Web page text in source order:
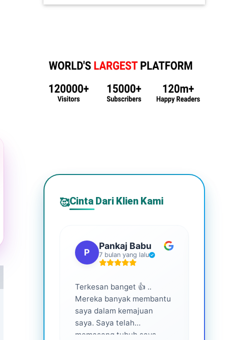
🥰Cinta Dari Klien Kami
P
Pankaj Babu
7 bulan yang lalu
Terkesan banget 👍 ..
Mereka banyak membantu
saya dalam kemajuan
saya. Saya telah
memasang tubuh saya